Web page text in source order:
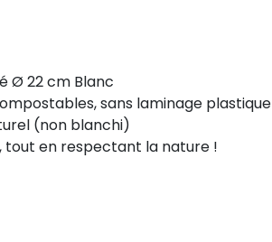
Ø 22 cm Blanc
sans laminage plastique
(non blanchi)
tout en respectant la nature !